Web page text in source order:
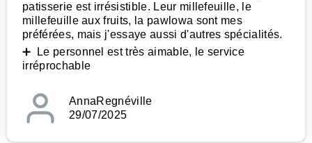
patisserie est irrésistible. Leur millefeuille, le
millefeuille aux fruits, la pawlowa sont mes
préférées, mais j'essaye aussi d'autres spécialités.
➕ Le personnel est très aimable, le service
irréprochable
AnnaRegnéville
29/07/2025